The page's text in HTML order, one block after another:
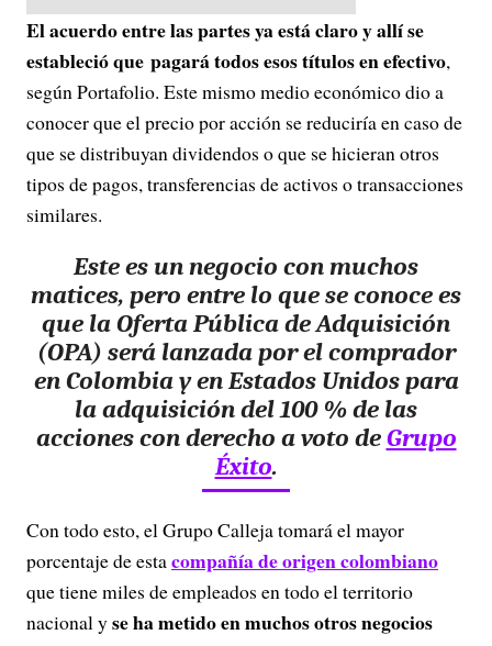
El acuerdo entre las partes ya está claro y allí se
estableció que pagará todos esos títulos en efectivo,
según Portafolio. Este mismo medio económico dio a
conocer que el precio por acción se reduciría en caso de
que se distribuyan dividendos o que se hicieran otros
tipos de pagos, transferencias de activos o transacciones
similares.
Este es un negocio con muchos
matices, pero entre lo que se conoce es
que la Oferta Pública de Adquisición
(OPA) será lanzada por el comprador
en Colombia y en Estados Unidos para
la adquisición del 100 % de las
acciones con derecho a voto deGrupo
Éxito.
Con todo esto, el Grupo Calleja tomará el mayor
porcentaje de estacompañía de origen colombiano
que tiene miles de empleados en todo el territorio
nacional yse ha metido en muchos otros negocios